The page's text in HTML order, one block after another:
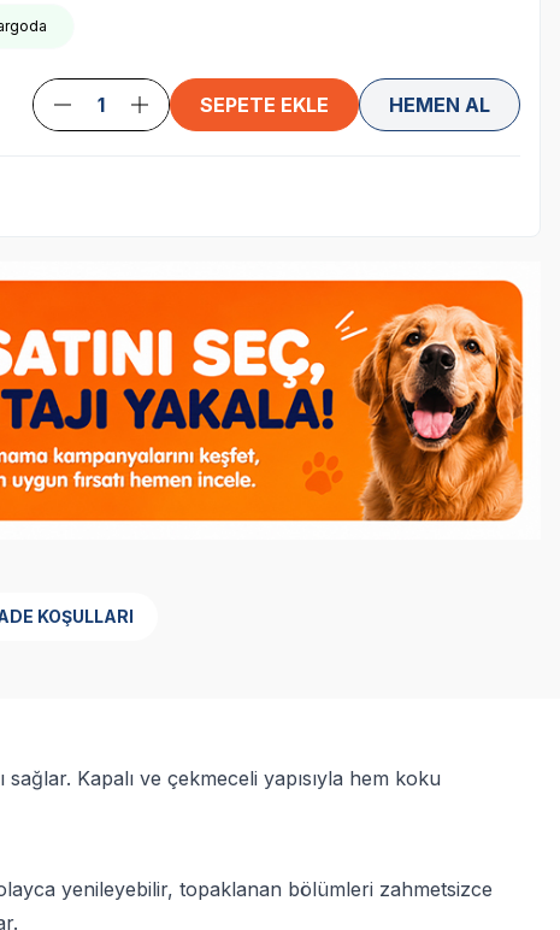
SEPETE EKLE HEMEN AL
KOŞULLARI
Kapalı ve çekmeceli yapısıyla hem koku
yenileyebilir, topaklanan bölümleri zahmetsizce